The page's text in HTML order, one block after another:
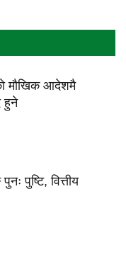
माैखिक आदेशमै
हुने
पुष्टि, वित्तीय